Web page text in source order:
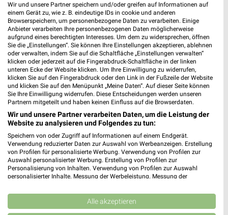
Heute 07:00 - 20:00 Uhr | Geschlossen
495,75 km • Angebote: 1 Prospekt
EDEKA Opalewski Augsburg-Pfersee
Franz-Kobinger-Straße 9
86157 Augsburg-Pfersee
Heute 08:00 - 20:00 Uhr | Geschlossen
495,87 km • Angebote: 1 Prospekt
EDEKA Sappl Dinkelscherben
Ustersbacher Straße 3
86424 Dinkelscherben
Heute 07:30 - 20:00 Uhr | Geschlossen
505,05 km • Angebote: 1 Prospekt
Wir und unsere Partner speichern und/oder greifen auf Informationen auf
einem Gerät zu, wie z. B. eindeutige IDs in cookie und anderen
Browserspeichern, um personenbezogene Daten zu verarbeiten. Einige
Anbieter verarbeiten Ihre personenbezogenen Daten möglicherweise
aufgrund eines berechtigten Interesses. Um dem zu widersprechen, öffnen
Sie die „Einstellungen“. Sie können Ihre Einstellungen akzeptieren, ablehnen
oder verwalten, indem Sie auf die Schaltfläche „Einstellungen verwalten“
klicken oder jederzeit auf die Fingerabdruck-Schaltfläche in der linken
unteren Ecke der Website klicken. Um Ihre Einwilligung zu widerrufen,
klicken Sie auf den Fingerabdruck oder den Link in der Fußzeile der Website
und klicken Sie auf den Menüpunkt „Meine Daten“. Auf dieser Seite können
Sie Ihre Einwilligung widerrufen. Diese Entscheidungen werden unseren
Partnern mitgeteilt und haben keinen Einfluss auf die Browserdaten.
Wir und unsere Partner verarbeiten Daten, um die Leistung der
Website zu analysieren und Folgendes zu tun:
Speichern von oder Zugriff auf Informationen auf einem Endgerät.
Verwendung reduzierter Daten zur Auswahl von Werbeanzeigen. Erstellung
von Profilen für personalisierte Werbung. Verwendung von Profilen zur
Auswahl personalisierter Werbung. Erstellung von Profilen zur
Personalisierung von Inhalten. Verwendung von Profilen zur Auswahl
personalisierter Inhalte. Messung der Werbeleistung. Messung der
Kombinationen von Daten aus verschiedenen Quellen. Entwicklung und
Verbesserung der Angebote. Verwendung reduzierter Daten zur Auswahl
von Inhalten.
Alle akzeptieren